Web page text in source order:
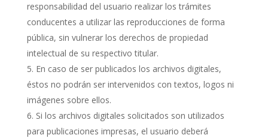
responsabilidad del usuario realizar los trámites
conducentes a utilizar las reproducciones de forma
pública, sin vulnerar los derechos de propiedad
intelectual de su respectivo titular.
En caso de ser publicados los archivos digitales,
éstos no podrán ser intervenidos con textos, logos ni
imágenes sobre ellos.
Si los archivos digitales solicitados son utilizados
para publicaciones impresas, el usuario deberá